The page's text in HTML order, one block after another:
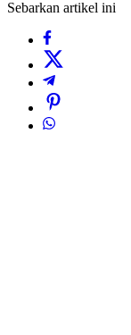
Sebarkan artikel ini